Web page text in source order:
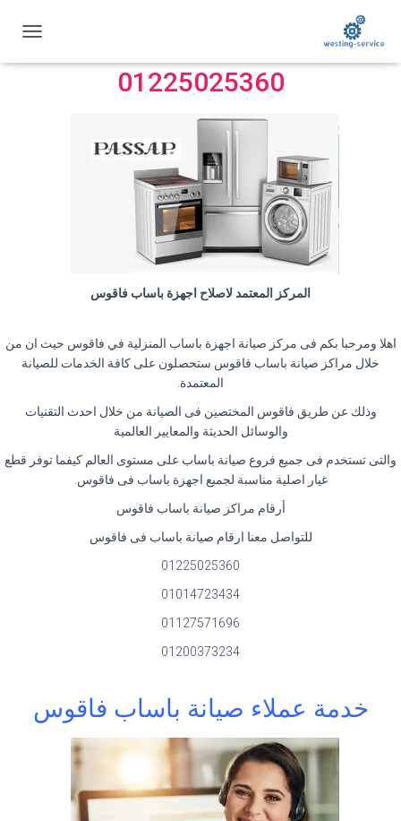
ب
مركز صيانة باساب فاقوس
01225025360
المركز المعتمد لاصلاح اجهزة باساب فاقوس
اهلا ومرحبا بكم فى مركز صيانة اجهزة باساب المنزلية في فاقوس حيث ان من
خلال مراكز صيانة باساب فاقوس ستحصلون على كافة الخدمات للصيانة
المعتمدة.
وذلك عن طريق فاقوس المختصين فى الصيانة من خلال احدث التقنيات
والوسائل الحديثة والمعايير العالمية
والتى تستخدم فى جميع فروع صيانة باساب على مستوى العالم كيفما توفر قطع
غيار اصلية مناسبة لجميع اجهزة باساب فى فاقوس.
أرقام مراكز صيانة باساب فاقوس
للتواصل معنا ارقام صيانة باساب فى فاقوس
01225025360
01014723434
01127571696
01200373234
خدمة عملاء صيانة باساب فاقوس